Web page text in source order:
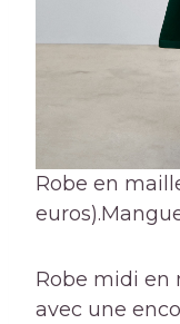
Robe en
euros).
Robe midi en
avec une